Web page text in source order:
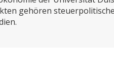
gehören